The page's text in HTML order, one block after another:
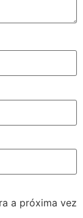
a próxima vez